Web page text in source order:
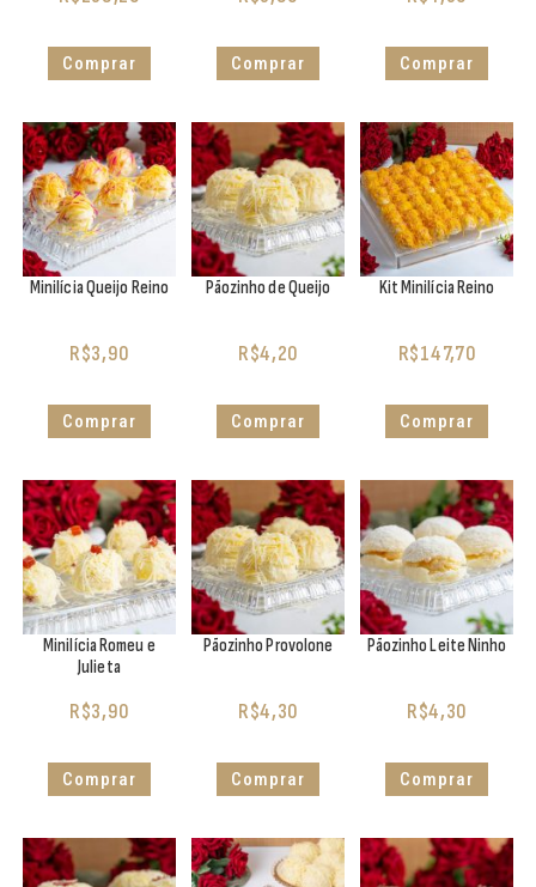
Comprar Comprar Comprar
Minilícia Queijo Reino
R$3,90
Comprar
Pãozinho de Queijo
R$4,20
Comprar
Kit Minilícia Reino
R$147,70
Comprar
Minilícia Romeu e
Julieta
R$3,90
Comprar
Pãozinho Provolone
R$4,30
Comprar
Pãozinho Leite Ninho
R$4,30
Comprar